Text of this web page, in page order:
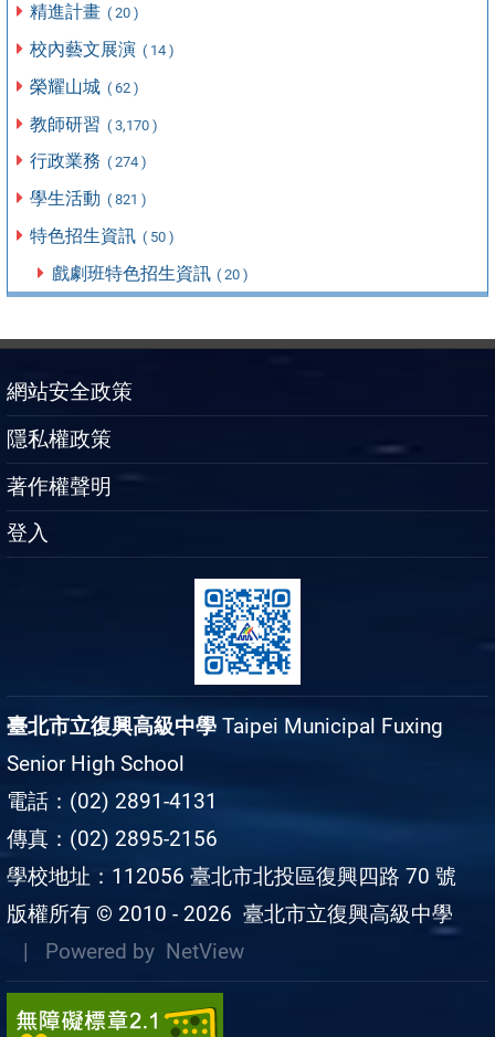
精進計畫 ( 20 )
校內藝文展演 ( 14 )
榮耀山城 ( 62 )
教師研習 ( 3,170 )
行政業務 ( 274 )
學生活動 ( 821 )
特色招生資訊 ( 50 )
戲劇班特色招生資訊 ( 20 )
網站安全政策
隱私權政策
著作權聲明
登入
臺北市立復興高級中學 Taipei Municipal Fuxing
Senior High School
電話：(02) 2891-4131
傳真：(02) 2895-2156
學校地址：112056 臺北市北投區復興四路 70 號
版權所有 © 2010 - 2026 臺北市立復興高級中學
| Powered by NetView